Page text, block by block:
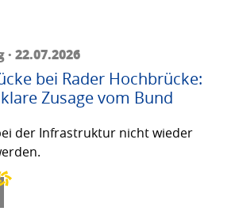
22.07.2026
bei Rader Hochbrücke:
Zusage vom Bund
der Infrastruktur nicht wieder